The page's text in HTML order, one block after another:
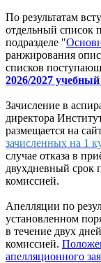
По результатам
отдельный список
подразделе "
ранжирования
списков
2026/2027 учебный
Зачисление в
директора
размещается на
зачисленных на 1
случае отказа в
двухдневный срок
комиссией.
Апелляции по
установленном
в течение двух
комиссией.
апелляционного